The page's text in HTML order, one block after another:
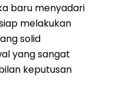
baru menyadari
melakukan
solid
yang sangat
keputusan